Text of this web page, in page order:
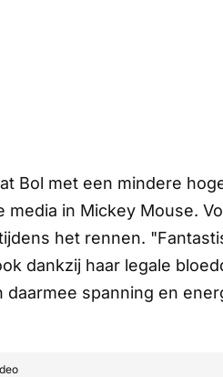
Bol met een mindere
media in Mickey Mouse.
het rennen.
dankzij haar legale
spanning en